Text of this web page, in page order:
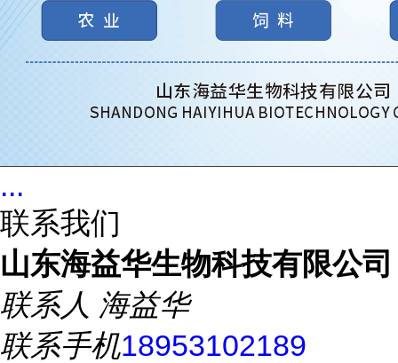
...
联系我们
山东海益华生物科技有限公司
联系人 海益华
联系手机18953102189